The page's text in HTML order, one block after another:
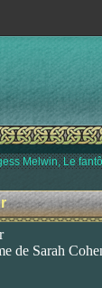
Melwin, Le
de Sarah